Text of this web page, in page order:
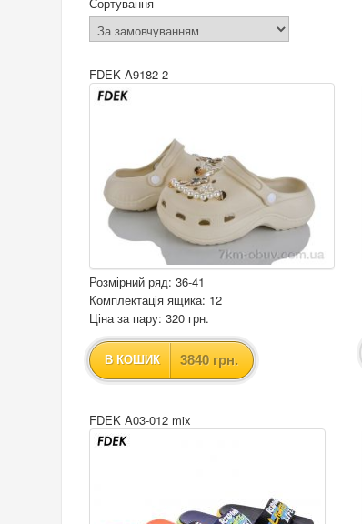
FDEK A9182-2
Розмірний ряд: 36-41
Комплектація ящика: 12
Ціна за пару: 320 грн.
В КОШИК 3840 грн.
FDEK A03-012 mix